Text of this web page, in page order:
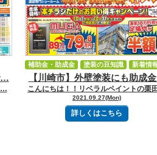
…
…
【川崎市】外壁塗装にも助成
こんにちは！！リベラルペイントの栗
2021.09.27(Mon)
詳しくはこちら
補助金・助成金 塗装の豆知識 新着情